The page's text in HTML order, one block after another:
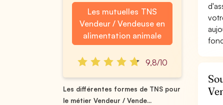
Les mutuelles TNS
Vendeur / Vendeuse en
alimentation animale
9,8/10
Les différentes formes de TNS pour
le métier Vendeur / Vende...